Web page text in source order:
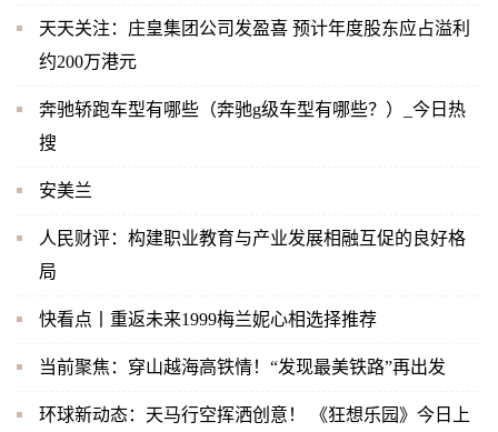
天天关注：庄皇集团公司发盈喜 预计年度股东应占溢利
约200万港元
奔驰轿跑车型有哪些（奔驰g级车型有哪些？）_今日热
搜
安美兰
人民财评：构建职业教育与产业发展相融互促的良好格
局
快看点丨重返未来1999梅兰妮心相选择推荐
当前聚焦：穿山越海高铁情！“发现最美铁路”再出发
环球新动态：天马行空挥洒创意！ 《狂想乐园》今日上